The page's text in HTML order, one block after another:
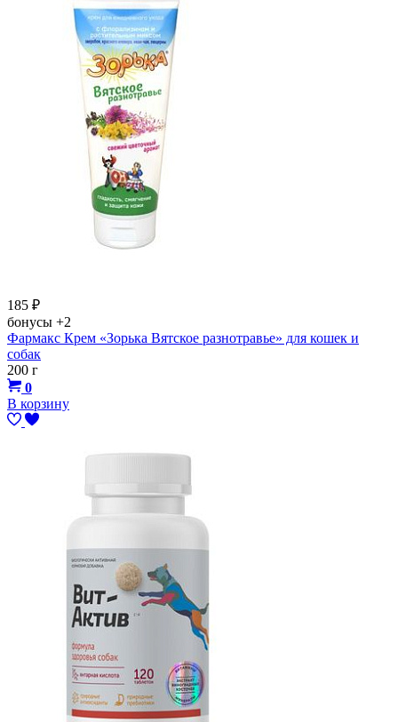
185 ₽
бонусы +2
Фармакс Крем «Зорька Вятское разнотравье» для кошек и
собак
200 г
0
В корзину